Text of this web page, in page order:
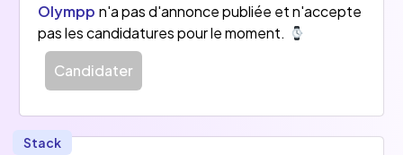
Olympp n'a pas d'annonce publiée et n'accepte
pas les candidatures pour le moment.
Candidater
Stack